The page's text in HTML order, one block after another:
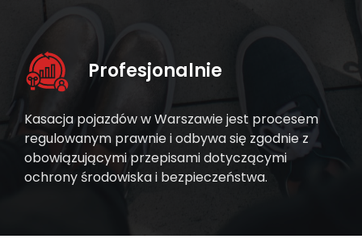
Profesjonalnie
Kasacja pojazdów w Warszawie jest procesem
regulowanym prawnie i odbywa się zgodnie z
obowiązującymi przepisami dotyczącymi
ochrony środowiska i bezpieczeństwa.